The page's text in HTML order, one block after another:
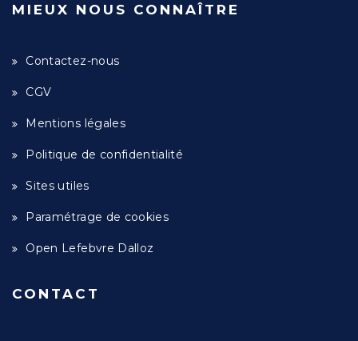
MIEUX NOUS CONNAÎTRE
Contactez-nous
CGV
Mentions légales
Politique de confidentialité
Sites utiles
Paramétrage de cookies
Open Lefebvre Dalloz
CONTACT